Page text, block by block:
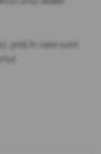
preț în care sunt